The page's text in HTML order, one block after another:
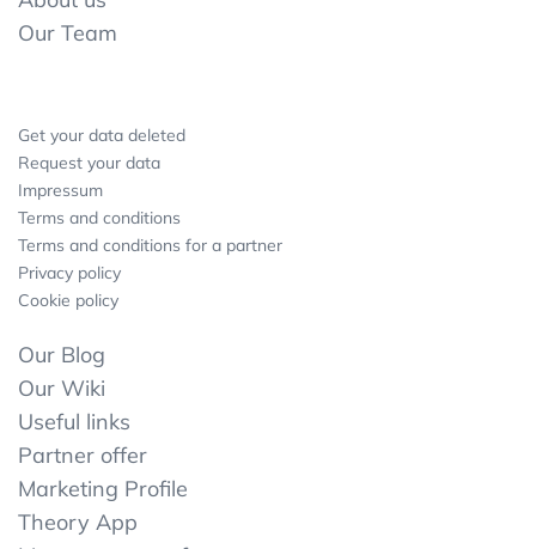
Our Team
Get your data deleted
Request your data
Impressum
Terms and conditions
Terms and conditions for a partner
Privacy policy
Cookie policy
Our Blog
Our Wiki
Useful links
Partner offer
Marketing Profile
Theory App